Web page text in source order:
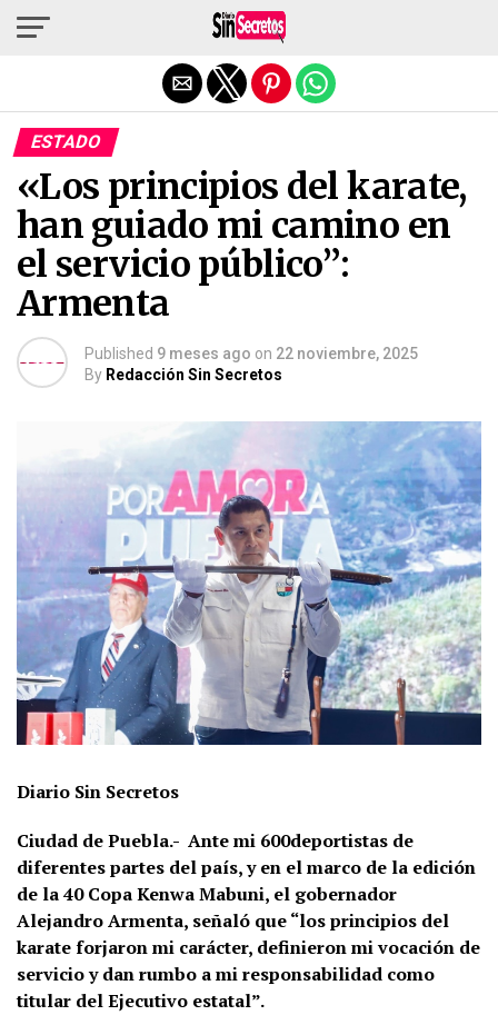
ESTADO
«Los principios del karate,
han guiado mi camino en
el servicio público”:
Armenta
Published 9 meses ago on 22 noviembre, 2025
By Redacción Sin Secretos
Diario Sin Secretos
Ciudad de Puebla.- Ante mi 600deportistas de
diferentes partes del país, y en el marco de la edición
de la 40 Copa Kenwa Mabuni, el gobernador
Alejandro Armenta, señaló que “los principios del
karate forjaron mi carácter, definieron mi vocación de
servicio y dan rumbo a mi responsabilidad como
titular del Ejecutivo estatal”.
Salir de la versión móvil